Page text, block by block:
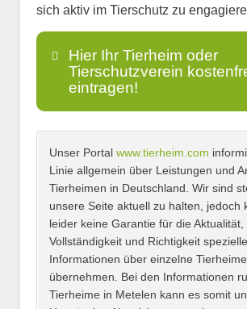
sich aktiv im Tierschutz zu
Hier Ihr Tierheim oder
Tierschutzverein
eintragen!
Name*
E-Mail*
Unser Portal www.tierheim.com
Linie allgemein über Leistungen und
Tierheimen in Deutschland. Wir sind
unsere Seite aktuell zu halten, jedoch
leider keine Garantie für die Aktualität,
Vollständigkeit und Richtigkeit
Informationen über einzelne Tierheime
übernehmen. Bei den Informationen
Tierheime in Metelen kann es somit